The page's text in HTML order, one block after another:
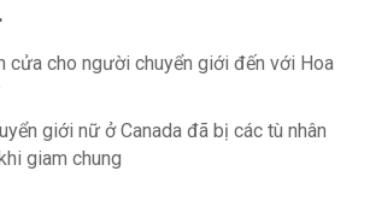
cửa cho người chuyển giới đến với Hoa
giới nữ ở Canada đã bị các tù nhân
giam chung